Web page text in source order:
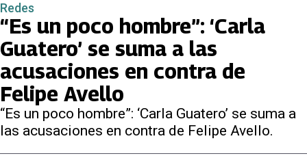
Redes
“Es un poco hombre”: ‘Carla
Guatero’ se suma a las
acusaciones en contra de
Felipe Avello
“Es un poco hombre”: ‘Carla Guatero’ se suma a
las acusaciones en contra de Felipe Avello.